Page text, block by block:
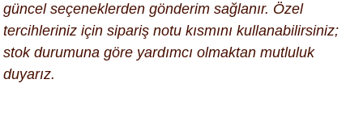
güncel seçeneklerden gönderim sağlanır. Özel
tercihleriniz için sipariş notu kısmını kullanabilirsiniz;
stok durumuna göre yardımcı olmaktan mutluluk
duyarız.